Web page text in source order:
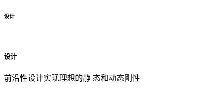
设计
设计
前沿性设计实现理想的静 态和动态刚性